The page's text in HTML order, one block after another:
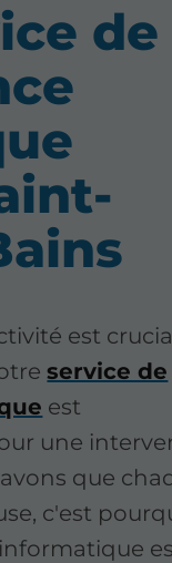
de
est
service de
est
une
que
c'est